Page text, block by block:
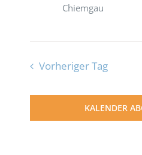
Chiemgau
Vorheriger Tag
KALENDER